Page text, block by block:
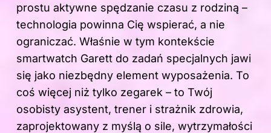
prostu aktywne spędzanie czasu z rodziną –
technologia powinna Cię wspierać, a nie
ograniczać. Właśnie w tym kontekście
smartwatch Garett do zadań specjalnych jawi
się jako niezbędny element wyposażenia. To
coś więcej niż tylko zegarek – to Twój
osobisty asystent, trener i strażnik zdrowia,
zaprojektowany z myślą o sile, wytrzymałości